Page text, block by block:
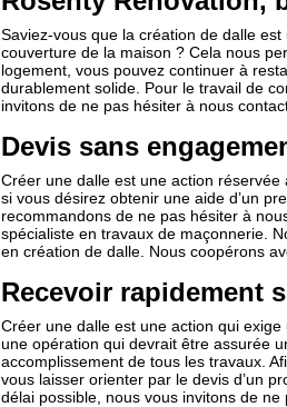
Saviez-vous que la création de dalle
couverture de la maison ? Cela nous
logement, vous pouvez continuer à
durablement solide. Pour le travail de
invitons de ne pas hésiter à nous
Devis sans
Créer une dalle est une action
si vous désirez obtenir une aide d’un
recommandons de ne pas hésiter à
spécialiste en travaux de maçonnerie.
en création de dalle. Nous coopérons
Recevoir rapidement
Créer une dalle est une action qui
une opération qui devrait être assurée
accomplissement de tous les travaux.
vous laisser orienter par le devis d’un
délai possible, nous vous invitons de